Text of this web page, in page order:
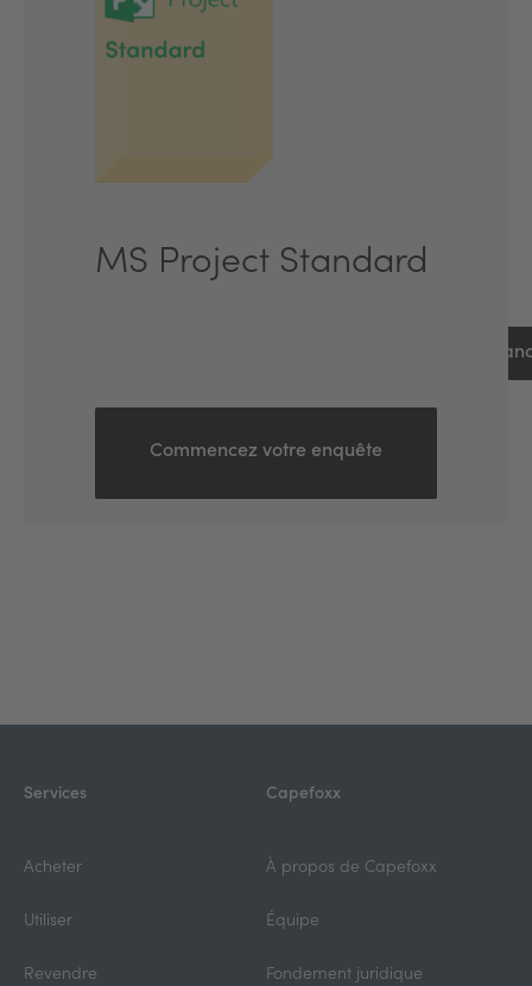
MS Project Standard
Commencez votre enquête
Services
Acheter
Utiliser
Revendre
Capefoxx
À propos de Capefoxx
Équipe
Fondement juridique